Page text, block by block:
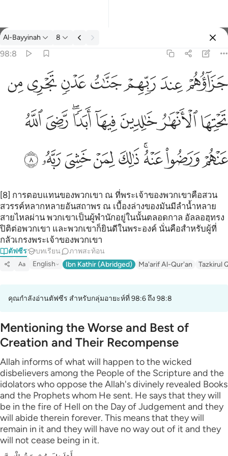
ตัฟซีร: Al-Bayyinah 98:8
Al-Bayyinah 8
98:8
خالدين فيها ابدا رضي الله عنهم ورضوا عنه ذالك لمن خشي ربه ٨
خَـٰلِدِينَ فِيهَآ أَبَدًۭا ۖ رَّضِىَ ٱللَّهُ عَنْهُمْ وَرَضُوا۟ عَنْهُ ۚ ذَٰلِكَ لِمَنْ خَشِىَ رَبَّهُۥ ٨
ﱝﱞﱟﱠﱡﱢﱣ
ﱤﱥﱦﱧﱨﱩﱪﱫ
ﱬﱭﱮﱯﱰﱱﱲﱳﱴ
[8] การตอบแทนของพวกเขา ณ ที่พระเจ้าของพวกเขาคือสวน
สวรรค์หลากหลายอันสถาพร ณ เบื้องล่างของมันมีลำน้ำหลาย
สายไหลผ่าน พวกเขาเป็นผู้พำนักอยู่ในนั้นตลอดกาล อัลลอฮฺทรง
ปิติต่อพวกเขา และพวกเขาก็ยินดีในพระองค์ นั่นคือสำหรับผู้ที่
กลัวเกรงพระเจ้าของพวกเขา
ตัฟซีร บทเรียน ภาพสะท้อน
Aa English Ibn Kathir (Abridged) Ma'arif Al-Qur'an Tazkirul
คุณกำลังอ่านตัฟซีร สำหรับกลุ่มอายะห์ที่ 98:6 ถึง 98:8
Mentioning the Worse and Best of
Creation and Their Recompense
Allah informs of what will happen to the wicked
disbelievers among the People of the Scripture and the
idolators who oppose the Allah's divinely revealed Books
and the Prophets whom He sent. He says that they will
be in the fire of Hell on the Day of Judgement and they
will abide therein forever. This means that they will
remain in it and they will have no way out of it and they
will not cease being in it.